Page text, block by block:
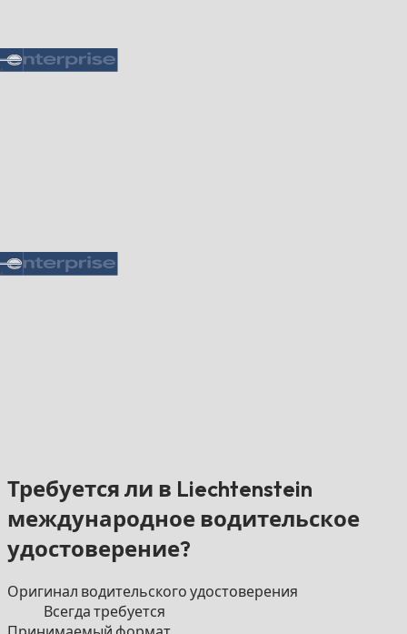
Требуется ли в Liechtenstein
международное водительское
удостоверение?
Оригинал водительского удостоверения
Всегда требуется